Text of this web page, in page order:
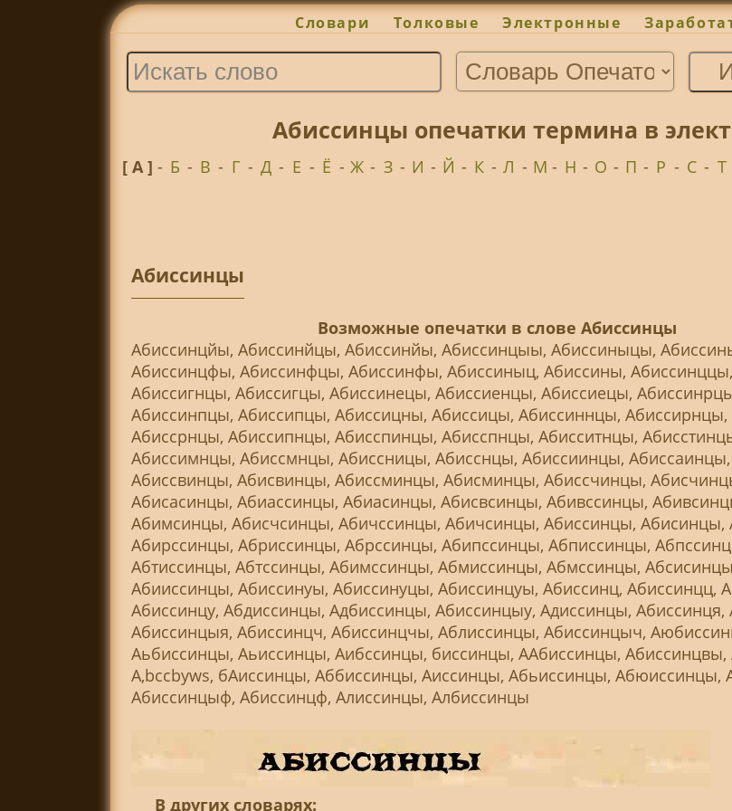
Словари Толковые Электронные
Абиссинцы опечатки термина в
[ А ] - Б - В - Г - Д - Е - Ё - Ж - З - И - Й - К - Л - М - Н - О - П - Р - С - Т
Абиссинцы
Возможные опечатки в слове Абиссинцы
Абиссинцйы, Абиссинйцы, Абиссинйы, Абиссинцыы, Абиссиныцы,
Абиссинцфы, Абиссинфцы, Абиссинфы, Абиссиныц, Абиссины,
Абиссигнцы, Абиссигцы, Абиссинецы, Абиссиенцы, Абиссиецы,
Абиссинпцы, Абиссипцы, Абиссицны, Абиссицы, Абиссиннцы,
Абиссрнцы, Абиссипнцы, Абисспинцы, Абисспнцы, Абисситнцы,
Абиссимнцы, Абиссмнцы, Абиссницы, Абисснцы, Абиссиинцы,
Абиссвинцы, Абисвинцы, Абиссминцы, Абисминцы, Абиссчинцы,
Абисасинцы, Абиассинцы, Абиасинцы, Абисвсинцы, Абивссинцы,
Абимсинцы, Абисчсинцы, Абичссинцы, Абичсинцы, Абиссинцы, Абисинцы,
Абирссинцы, Абриссинцы, Абрссинцы, Абипссинцы, Абписсинцы,
Абтиссинцы, Абтссинцы, Абимссинцы, Абмиссинцы, Абмссинцы,
Абииссинцы, Абиссинуы, Абиссинуцы, Абиссинцуы, Абиссинц, Абиссинцц,
Абиссинцу, Абдиссинцы, Адбиссинцы, Абиссинцыу, Адиссинцы, Абиссинця,
Абиссинцыя, Абиссинцч, Абиссинцчы, Аблиссинцы, Абиссинцыч,
Аьбиссинцы, Аьиссинцы, Аибссинцы, биссинцы, ААбиссинцы, Абиссинцвы,
А,bccbyws, бАиссинцы, Аббиссинцы, Аиссинцы, Абьиссинцы, Абюиссинцы,
Абиссинцыф, Абиссинцф, Алиссинцы, Албиссинцы
В других словарях: